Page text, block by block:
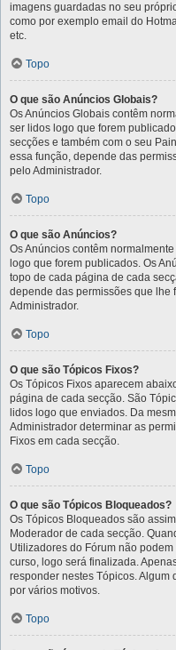
imagens guardadas no seu
como por exemplo email do
etc.
Topo
O que são Anúncios Globais?
Os Anúncios Globais contêm
ser lidos logo que forem
secções e também com o seu
essa função, depende das
pelo Administrador.
Topo
O que são Anúncios?
Os Anúncios contêm
logo que forem publicados. Os
topo de cada página de cada
depende das permissões que lhe
Administrador.
Topo
O que são Tópicos Fixos?
Os Tópicos Fixos aparecem
página de cada secção. São
lidos logo que enviados. Da
Administrador determinar as
Fixos em cada secção.
Topo
O que são Tópicos Bloqueados?
Os Tópicos Bloqueados são
Moderador de cada secção.
Utilizadores do Fórum não
curso, logo será finalizada.
responder nestes Tópicos.
por vários motivos.
Topo